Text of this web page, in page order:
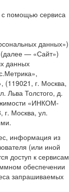
с помощью сервиса
данных»)
(далее — «Сайт»)
данных
г. Москва,
Льва Толстого, д.
«ИНКОМ-
Москва, ул.
информация из
(или иной
доступ к сервисам
обеспечении
запрашиваемых